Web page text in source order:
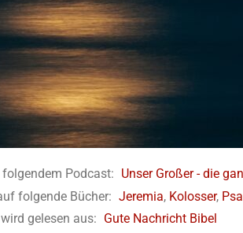
Podcast: Unser Großer - die
folgende Bücher: Jeremia, Kolosser,
gelesen aus: Gute Nachricht Bibel